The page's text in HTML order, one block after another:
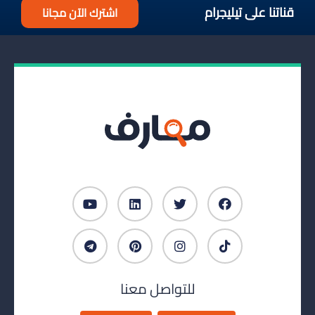
قناتنا على تيليجرام اشترك الآن مجانا
للتواصل معنا